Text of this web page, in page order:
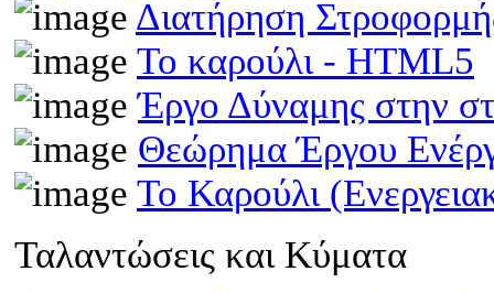
Διατήρηση
Το καρούλι - HTML5
Έργο Δύναμης στην
Θεώρημα Έργου
Το Καρούλι
Ταλαντώσεις και Κύματα